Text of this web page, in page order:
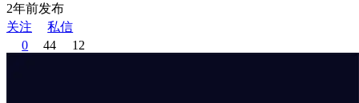
2年前发布
关注
私信
0
44 12